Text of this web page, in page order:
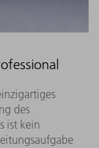
des
ist kein